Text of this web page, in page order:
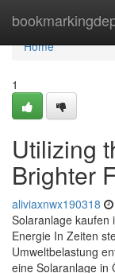
Home
Home
1
Utilizing
Brighter
aliviaxnwx190318
Solaranlage kaufen
Energie In Zeiten
Umweltbelastung
eine Solaranlage in